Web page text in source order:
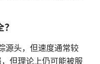
源头，但速度通常较
但理论上仍可能被服